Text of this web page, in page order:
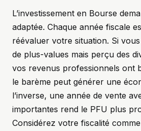
L’investissement en Bourse
adaptée. Chaque année fiscale
réévaluer votre situation. Si
de plus-values mais perçu des
vos revenus professionnels ont
le barème peut générer une
l’inverse, une année de vente
importantes rend le PFU plus
Considérez votre fiscalité